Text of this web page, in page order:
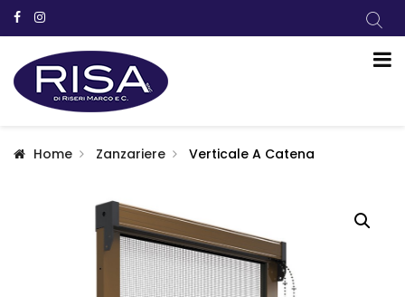
Home Zanzariere Verticale A Catena